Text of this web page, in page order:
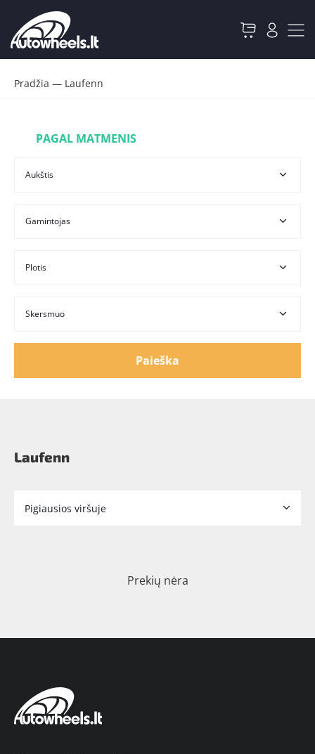
Pradžia — Laufenn
PAGAL MATMENIS
Paieška
Laufenn
Prekių nėra